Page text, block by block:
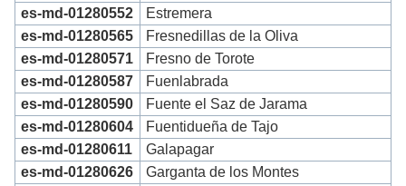
es-md-01280552
Estremera
es-md-01280565
Fresnedillas de la Oliva
es-md-01280571
Fresno de Torote
es-md-01280587
Fuenlabrada
es-md-01280590
Fuente el Saz de Jarama
es-md-01280604
Fuentidueña de Tajo
es-md-01280611
Galapagar
es-md-01280626
Garganta de los Montes